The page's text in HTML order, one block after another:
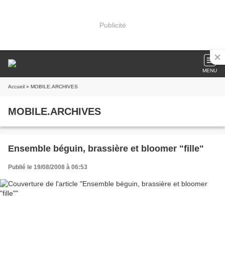
Publicité
MENU
Accueil » MOBILE.ARCHIVES
MOBILE.ARCHIVES
Ensemble béguin, brassière et bloomer "fille"
Publié le 19/08/2008 à 06:53